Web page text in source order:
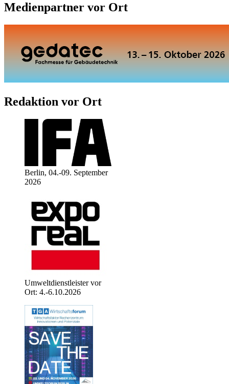
Medienpartner vor Ort
Redaktion vor Ort
Berlin, 04.-09. September
2026
Umweltdienstleister vor
Ort: 4.-6.10.2026